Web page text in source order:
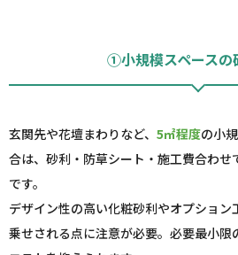
①小規模スペースの
玄関先や花壇まわりなど、 5㎡程度の小
合は、砂利・防草シート・施工費合わせ
です。
デザイン性の高い化粧砂利やオプション
乗せされる点に注意が必要。必要最小限